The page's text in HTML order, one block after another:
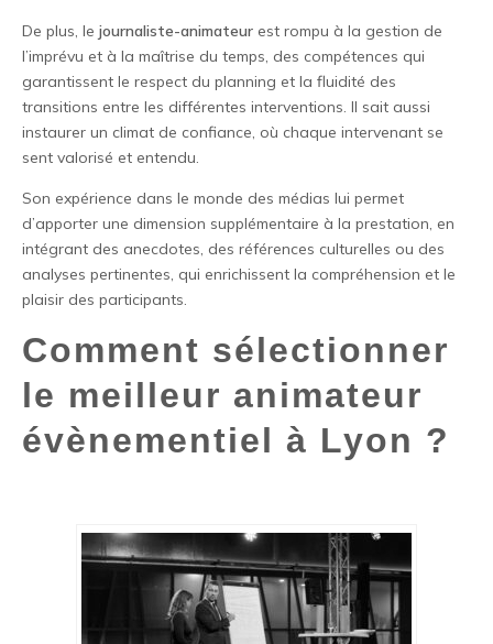
De plus, le journaliste-animateur est rompu à la gestion de
l’imprévu et à la maîtrise du temps, des compétences qui
garantissent le respect du planning et la fluidité des
transitions entre les différentes interventions. Il sait aussi
instaurer un climat de confiance, où chaque intervenant se
sent valorisé et entendu.
Son expérience dans le monde des médias lui permet
d’apporter une dimension supplémentaire à la prestation, en
intégrant des anecdotes, des références culturelles ou des
analyses pertinentes, qui enrichissent la compréhension et le
plaisir des participants.
Comment sélectionner
le meilleur animateur
évènementiel à Lyon ?